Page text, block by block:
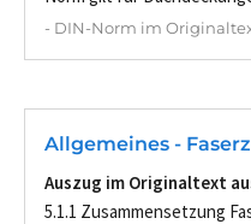
- DIN-Norm im
Allgemeines -
Auszug im Originaltext
5.1.1 Zusammensetzung